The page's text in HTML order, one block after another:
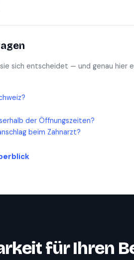
sich entscheidet — und genau hier
der Öffnungszeiten?
beim Zahnarzt?
für Ihren